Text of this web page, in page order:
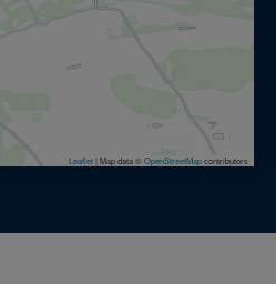
Leaflet| Map data ©OpenStreetMapcontributors